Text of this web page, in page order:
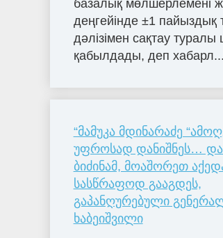
базалық мөлшерлемені
деңгейінде ±1 пайыздық
дәлізімен сақтау
қабылдады, деп хабарл...
“მამუკა მდინარაძე
უფროსად დანიშნეს…
ბიძინამ, მოაშორეთ
სასწრაფოდ გააგდეს,
გაპანღურებული
ხაბეიშვილი